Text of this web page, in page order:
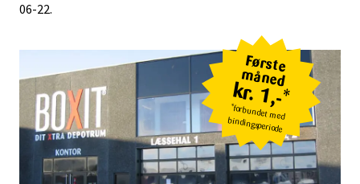
06-22.
Første
måned
kr. 1,-*
*forbundet med
bindingsperiode